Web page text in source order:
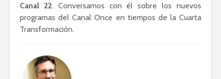
Canal 22. Conversamos con él sobre los nuevos
programas del Canal Once en tiempos de la Cuarta
Transformación.
la 4T